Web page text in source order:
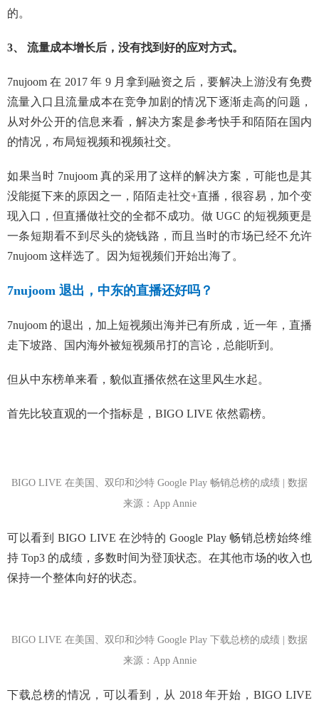
的。
3、 流量成本增长后，没有找到好的应对方式。
7nujoom 在 2017 年 9 月拿到融资之后，要解决上游没有免费
流量入口且流量成本在竞争加剧的情况下逐渐走高的问题，
从对外公开的信息来看，解决方案是参考快手和陌陌在国内
的情况，布局短视频和视频社交。
如果当时 7nujoom 真的采用了这样的解决方案，可能也是其
没能挺下来的原因之一，陌陌走社交+直播，很容易，加个变
现入口，但直播做社交的全都不成功。做 UGC 的短视频更是
一条短期看不到尽头的烧钱路，而且当时的市场已经不允许
7nujoom 这样选了。因为短视频们开始出海了。
7nujoom 退出，中东的直播还好吗？
7nujoom 的退出，加上短视频出海并已有所成，近一年，直播
走下坡路、国内海外被短视频吊打的言论，总能听到。
但从中东榜单来看，貌似直播依然在这里风生水起。
首先比较直观的一个指标是，BIGO LIVE 依然霸榜。
BIGO LIVE 在美国、双印和沙特 Google Play 畅销总榜的成绩 | 数据
来源：App Annie
可以看到 BIGO LIVE 在沙特的 Google Play 畅销总榜始终维
持 Top3 的成绩，多数时间为登顶状态。在其他市场的收入也
保持一个整体向好的状态。
BIGO LIVE 在美国、双印和沙特 Google Play 下载总榜的成绩 | 数据
来源：App Annie
下载总榜的情况，可以看到，从 2018 年开始，BIGO LIVE